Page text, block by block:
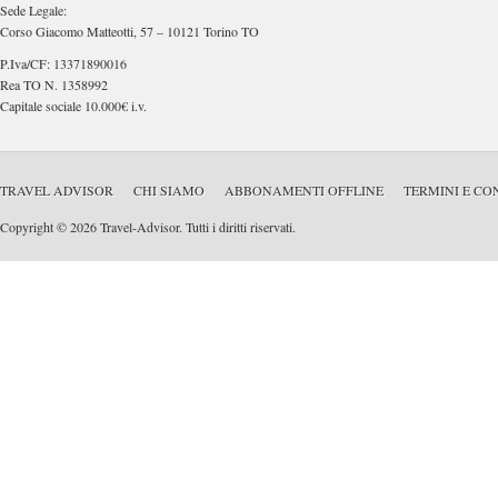
Sede Legale:
Corso Giacomo Matteotti, 57 – 10121 Torino TO
P.Iva/CF: 13371890016
Rea TO N. 1358992
Capitale sociale 10.000€ i.v.
TRAVEL ADVISOR CHI SIAMO ABBONAMENTI OFFLINE TERMINI E
Copyright © 2026 Travel-Advisor. Tutti i diritti riservati.